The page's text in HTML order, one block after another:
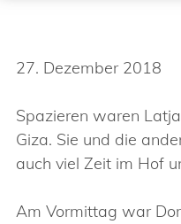
27. Dezember 2018
Spazieren waren
Giza. Sie und die
auch viel Zeit im Hof
Am Vormittag war